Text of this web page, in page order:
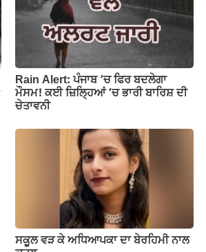
Rain Alert: ਪੰਜਾਬ ‘ਚ ਫਿਰ ਬਦਲੇਗਾ
ਮੌਸਮ! ਕਈ ਜ਼ਿਲ੍ਹਿਆਂ ‘ਚ ਭਾਰੀ ਬਾਰਿਸ਼ ਦੀ
ਚੇਤਾਵਨੀ
ਸਕੂਲ ਵੜ ਕੇ ਅਧਿਆਪਕਾ ਦਾ ਬੇਰਹਿਮੀ ਨਾਲ